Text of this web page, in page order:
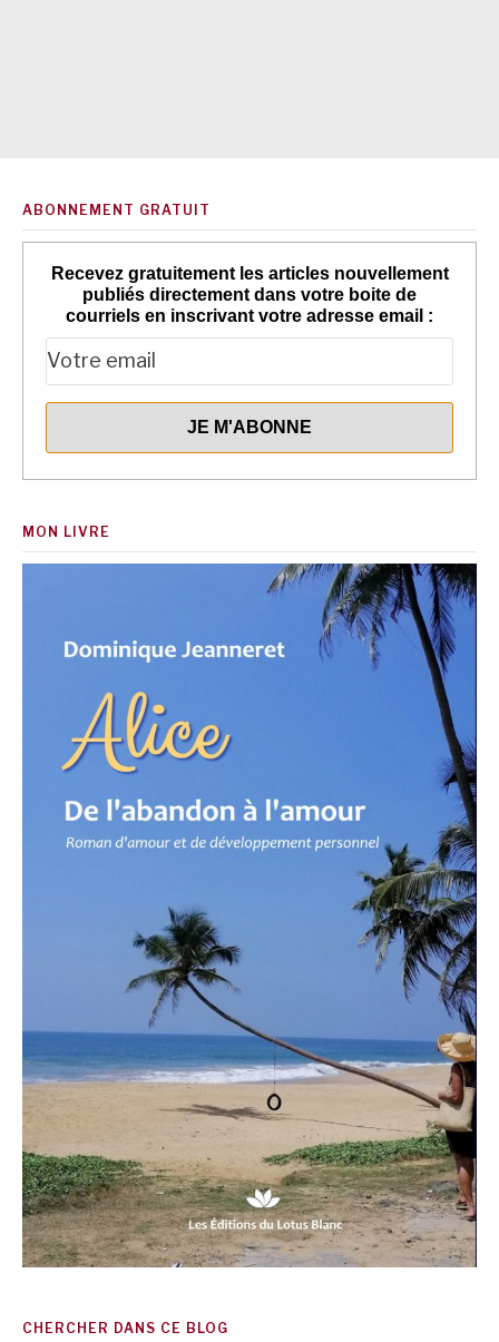
ABONNEMENT GRATUIT
Recevez gratuitement les articles nouvellement
publiés directement dans votre boite de
courriels en inscrivant votre adresse email :
MON LIVRE
CHERCHER DANS CE BLOG